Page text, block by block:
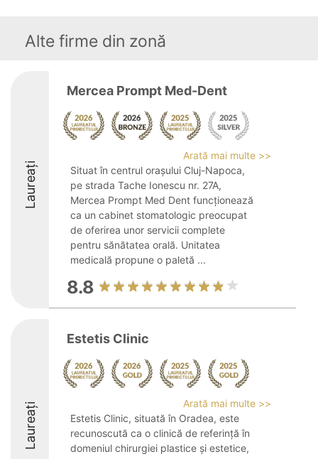
Alte firme din zonă
Laureați
Mercea Prompt Med-Dent
Arată mai multe >>
Situat în centrul orașului Cluj-Napoca,
pe strada Tache Ionescu nr. 27A,
Mercea Prompt Med Dent funcționează
ca un cabinet stomatologic preocupat
de oferirea unor servicii complete
pentru sănătatea orală. Unitatea
medicală propune o paletă ...
8.8
Laureați
Estetis Clinic
Arată mai multe >>
Estetis Clinic, situată în Oradea, este
recunoscută ca o clinică de referință în
domeniul chirurgiei plastice și estetice,